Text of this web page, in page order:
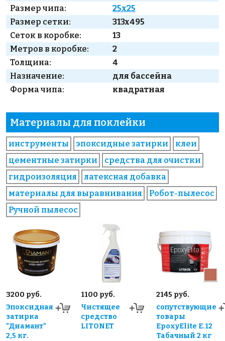
Размер чипа:
25x25
Размер сетки:
313x495
Сеток в коробке:
13
Метров в коробке:
2
Толщина:
4
Назначение:
для бассейна
Форма чипа:
квадратная
Материалы для поклейки
инструменты эпоксидные затирки
клеи
цементные затирки
средства для очистки
гидроизоляция
латексная добавка
материалы для выравнивания
Робот-пылесос
Ручной пылесос
3200 руб.
Эпоксидная
затирка
"Диамант"
2,5 кг.
1100 руб.
Чистящее
средство
LITONET
2145 руб.
сопутствующие
товары
EpoxyElite E.12
Табачный 2 кг